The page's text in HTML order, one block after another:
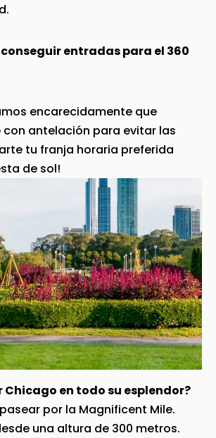
entradas para el 360
encarecidamente que
con antelación para evitar las
tu franja horaria preferida
de sol!
Chicago en todo su esplendor?
por la Magnificent Mile.
una altura de 300 metros.